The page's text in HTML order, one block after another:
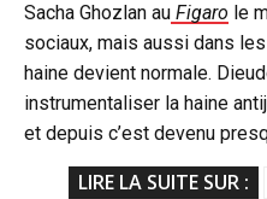
Sacha Ghozlan au Figaro le
sociaux, mais aussi dans
haine devient normale.
instrumentaliser la haine
et depuis c’est devenu
LIRE LA SUITE SUR :